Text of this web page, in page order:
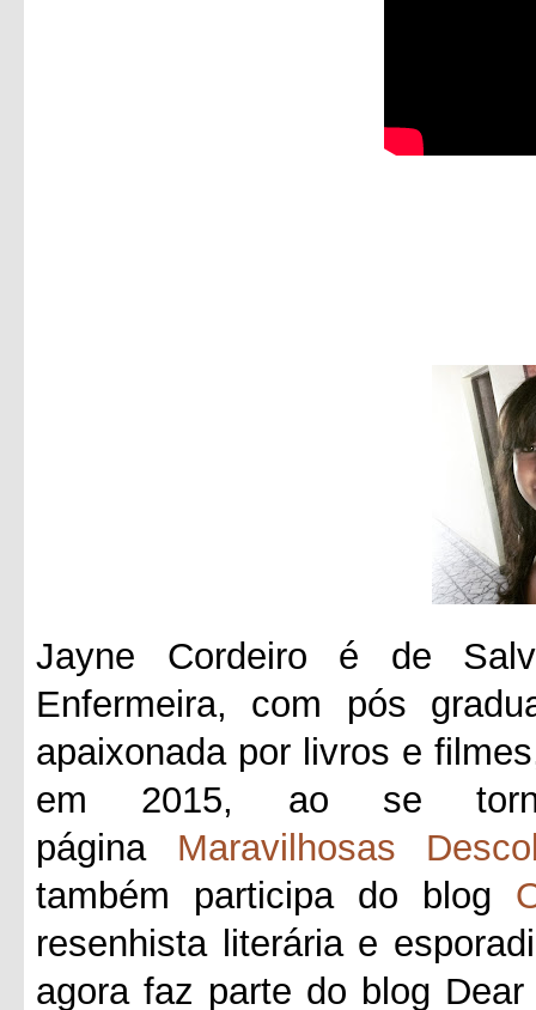
Jayne Cordeiro é de
Enfermeira, com pós
apaixonada por livros e
em 2015, ao se
página Maravilhosas
também participa do blog
resenhista literária e
agora faz parte do blog